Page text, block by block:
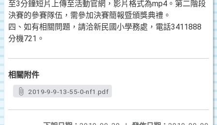
至3分鐘短片上傳至活動官網，影片格式為mp4。第二階段
決賽的參賽隊伍，需參加決賽簡報暨頒獎典禮。
四、如有相關問題，請洽新民國小學務處，電話3411888
分機721。
相關附件
2019-9-9-13-55-0-nf1.pdf